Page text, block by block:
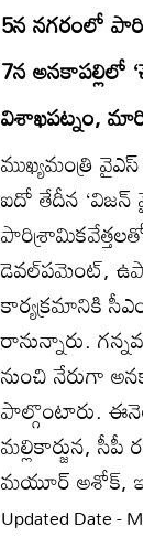
5న నగరంలో
7న అనకాపల్లిలో
విశాఖపట్నం,
ముఖ్యమంత్రి
ఐదో తేదీన
డెవల్‌పమెంట్‌,
కార్యక్రమానికి
రానున్నారు.
నుంచి నేరుగా
పాల్గొంటారు.
మల్లికార్జున,
మయూర్‌ అశోక్‌,
Updated Date -